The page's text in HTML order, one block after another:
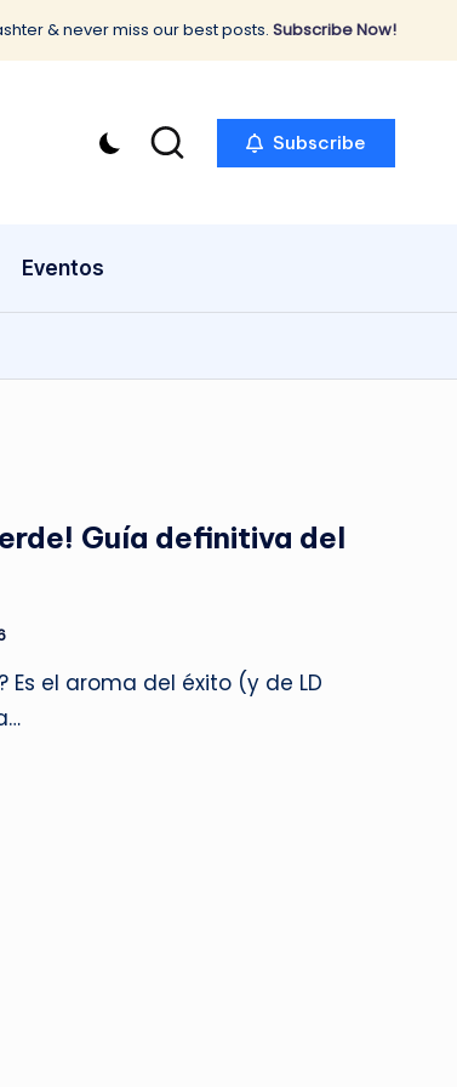
& never miss our best posts. Subscribe Now!
Subscribe
Eventos
Guía definitiva del
el aroma del éxito (y de LD